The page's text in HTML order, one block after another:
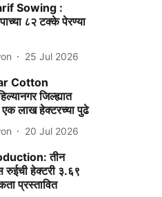
Sowing :
८२ टक्के पेरण्या
25 Jul 2026
Cotton
जिल्ह्यात
लाख हेक्टरच्या पुढे
20 Jul 2026
तीन
रुईची हेक्टरी ३.६९
प्रस्तावित